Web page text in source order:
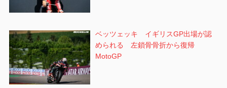
ベッツェッキ イギリスGP出場が認
められる 左鎖骨骨折から復帰
MotoGP